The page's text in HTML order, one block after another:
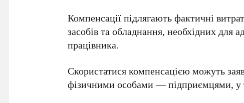
Компенсації підлягають фактичні
засобів та обладнання, необхідних для
працівника.
Скористатися компенсацією можуть
фізичними особами — підприємцями, у